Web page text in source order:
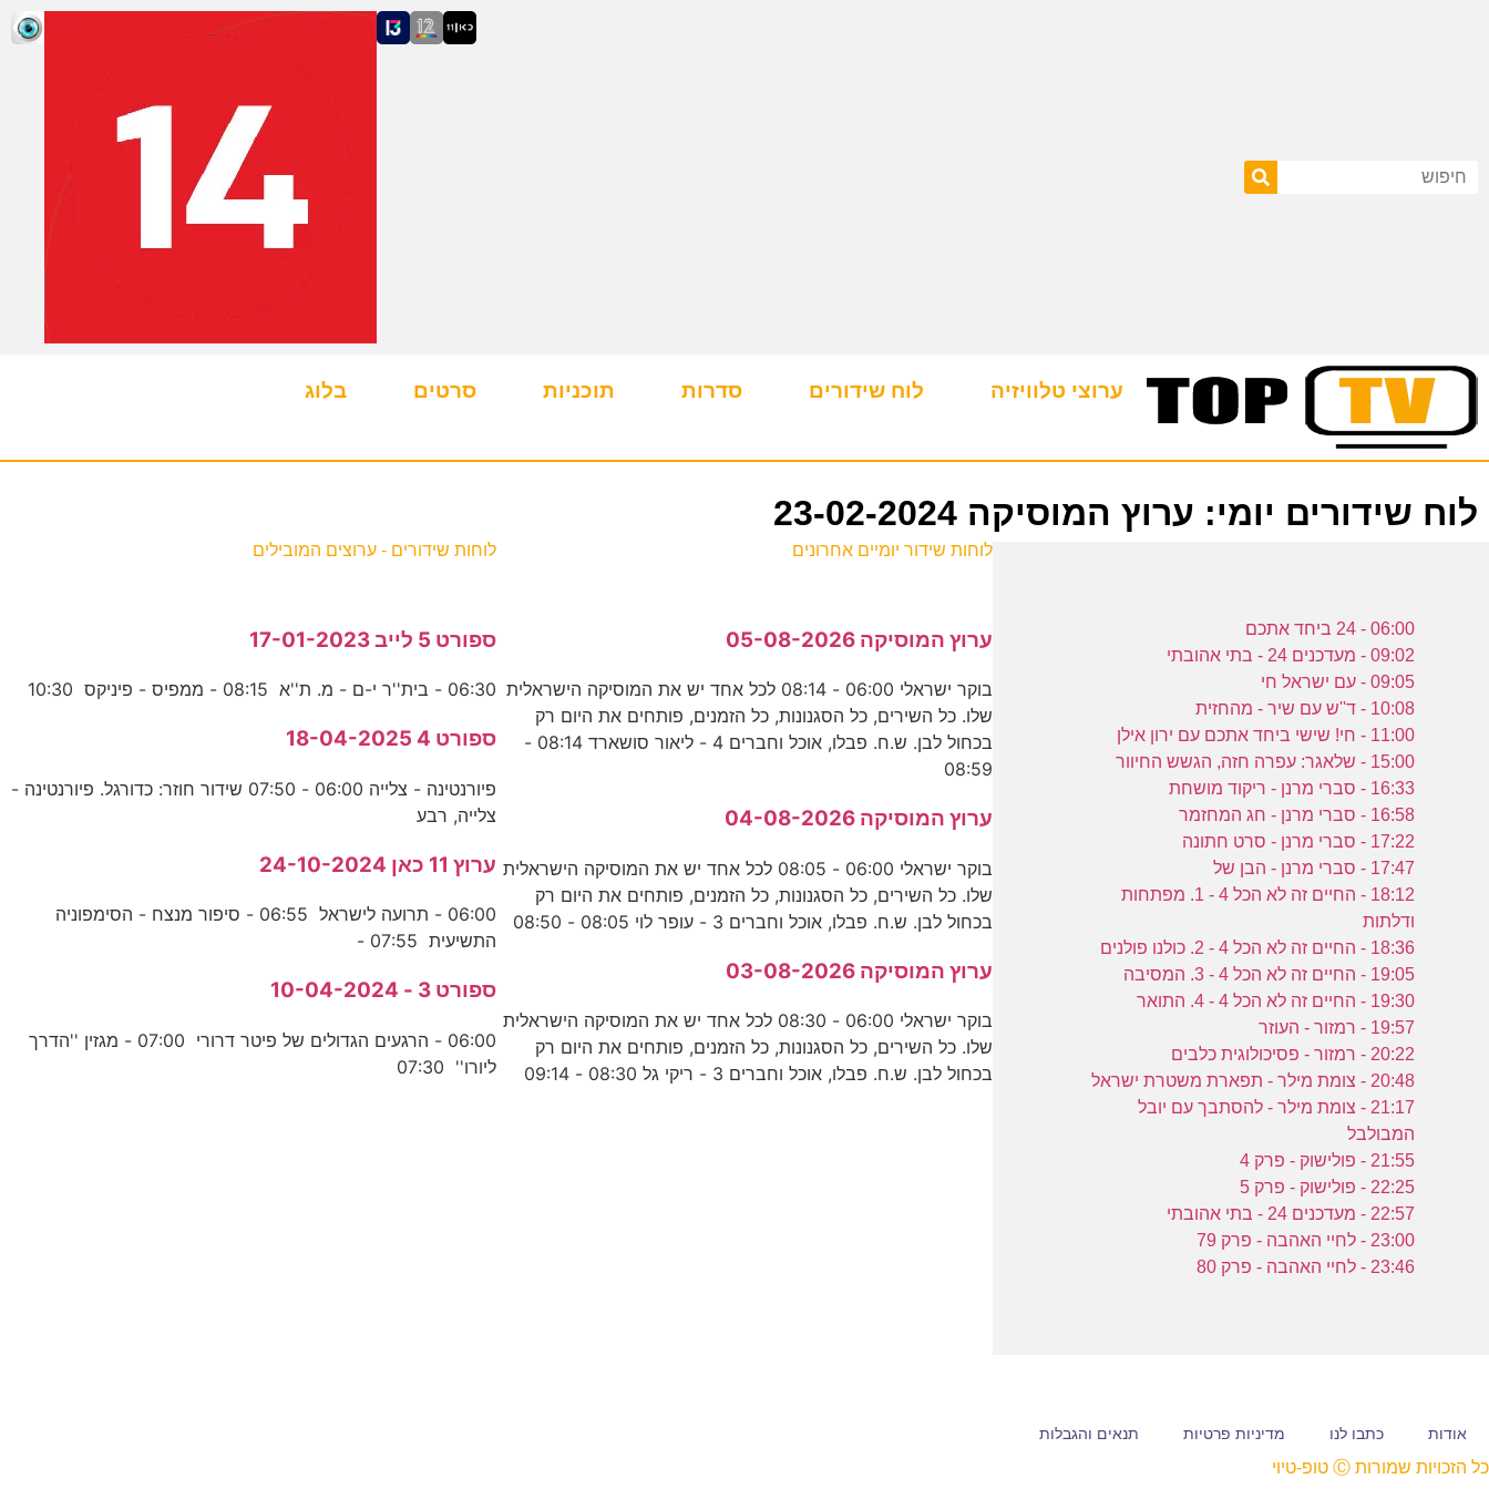
ערוצי טלוויזיה לוח שידורים סדרות תוכניות סרטים בלוג
לוח שידורים יומי: ערוץ המוסיקה 23-02-2024
06:00 - 24 ביחד אתכם
09:02 - מעדכנים 24 - בתי אהובתי
09:05 - עם ישראל חי
10:08 - ד''ש עם שיר - מהחזית
11:00 - חי! שישי ביחד אתכם עם ירון אילן
15:00 - שלאגר: עפרה חזה, הגשש החיוור
16:33 - סברי מרנן - ריקוד מושחת
16:58 - סברי מרנן - חג המחזמר
17:22 - סברי מרנן - סרט חתונה
17:47 - סברי מרנן - הבן של
18:12 - החיים זה לא הכל 4 - 1. מפתחות
ודלתות
18:36 - החיים זה לא הכל 4 - 2. כולנו פולנים
19:05 - החיים זה לא הכל 4 - 3. המסיבה
19:30 - החיים זה לא הכל 4 - 4. התואר
19:57 - רמזור - העוזר
20:22 - רמזור - פסיכולוגית כלבים
20:48 - צומת מילר - תפארת משטרת ישראל
21:17 - צומת מילר - להסתבך עם יובל
המבולבל
21:55 - פולישוק - פרק 4
22:25 - פולישוק - פרק 5
22:57 - מעדכנים 24 - בתי אהובתי
23:00 - לחיי האהבה - פרק 79
23:46 - לחיי האהבה - פרק 80
לוחות שידור יומיים אחרונים
ערוץ המוסיקה 05-08-2026
בוקר ישראלי 06:00 - 08:14 לכל אחד יש את המוסיקה הישראלית
שלו. כל השירים, כל הסגנונות, כל הזמנים, פותחים את היום רק
בכחול לבן. ש.ח. פבלו, אוכל וחברים 4 - ליאור סושארד 08:14 -
08:59
ערוץ המוסיקה 04-08-2026
בוקר ישראלי 06:00 - 08:05 לכל אחד יש את המוסיקה הישראלית
שלו. כל השירים, כל הסגנונות, כל הזמנים, פותחים את היום רק
בכחול לבן. ש.ח. פבלו, אוכל וחברים 3 - עופר לוי 08:05 - 08:50
ערוץ המוסיקה 03-08-2026
בוקר ישראלי 06:00 - 08:30 לכל אחד יש את המוסיקה הישראלית
שלו. כל השירים, כל הסגנונות, כל הזמנים, פותחים את היום רק
בכחול לבן. ש.ח. פבלו, אוכל וחברים 3 - ריקי גל 08:30 - 09:14
לוחות שידורים - ערוצים המובילים
ספורט 5 לייב 17-01-2023
06:30 - בית''ר י-ם - מ. ת''א 08:15 - ממפיס - פיניקס 10:30
ספורט 4 18-04-2025
פיורנטינה - צלייה 06:00 - 07:50 שידור חוזר: כדורגל. פיורנטינה -
צלייה, רבע
ערוץ 11 כאן 24-10-2024
06:00 - תרועה לישראל 06:55 - סיפור מנצח - הסימפוניה
התשיעית 07:55 -
ספורט 3 - 10-04-2024
06:00 - הרגעים הגדולים של פיטר דרורי 07:00 - מגזין ''הדרך
ליורו'' 07:30
אודות כתבו לנו מדיניות פרטיות תנאים והגבלות
כל הזכויות שמורות Ⓒ טופ-טיוי